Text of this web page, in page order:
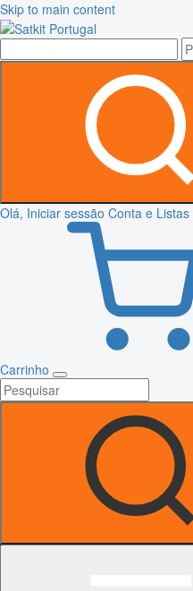
Skip to main content
Olá, Iniciar sessão Conta e Listas
Carrinho